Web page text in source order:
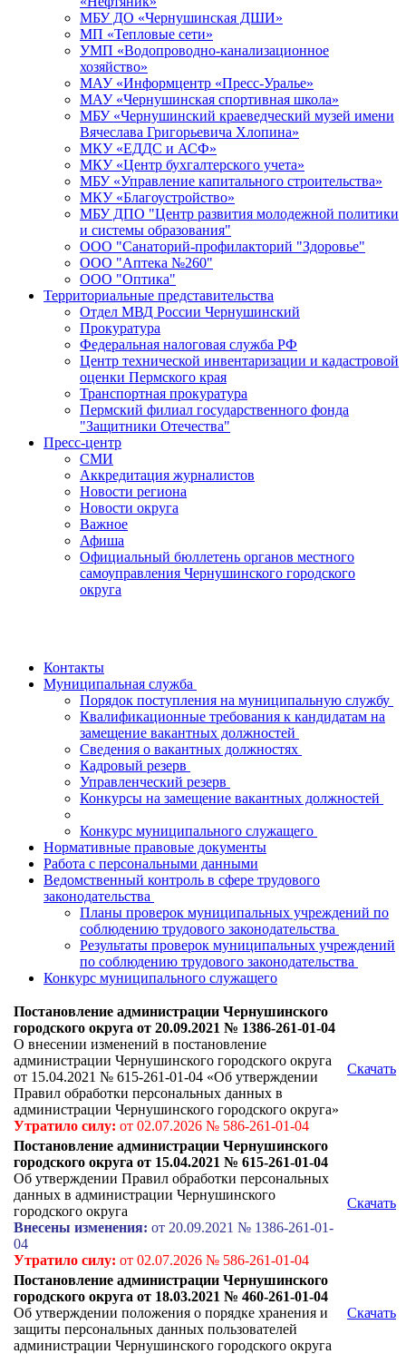
МБУ ДО «Чернушинская ДШИ»
МП «Тепловые сети»
УМП «Водопроводно-канализационное
хозяйство»
МАУ «Информцентр «Пресс-Уралье»
МАУ «Чернушинская спортивная школа»
МБУ «Чернушинский краеведческий музей имени
Вячеслава Григорьевича Хлопина»
МКУ «ЕДДС и АСФ»
МКУ «Центр бухгалтерского учета»
МБУ «Управление капитального строительства»
МКУ «Благоустройство»
МБУ ДПО "Центр развития молодежной политики
и системы образования"
ООО "Санаторий-профилакторий "Здоровье"
ООО "Аптека №260"
ООО "Оптика"
Территориальные представительства
Отдел МВД России Чернушинский
Прокуратура
Федеральная налоговая служба РФ
Центр технической инвентаризации и кадастровой
оценки Пермского края
Транспортная прокуратура
Пермский филиал государственного фонда
"Защитники Отечества"
Пресс-центр
СМИ
Аккредитация журналистов
Новости региона
Новости округа
Важное
Афиша
Официальный бюллетень органов местного
самоуправления Чернушинского городского
округа
Контакты
Муниципальная служба
Порядок поступления на муниципальную службу
Квалификационные требования к кандидатам на
замещение вакантных должностей
Сведения о вакантных должностях
Кадровый резерв
Управленческий резерв
Конкурсы на замещение вакантных должностей
Конкурс муниципального служащего
Нормативные правовые документы
Работа с персональными данными
Ведомственный контроль в сфере трудового
законодательства
Планы проверок муниципальных учреждений по
соблюдению трудового законодательства
Результаты проверок муниципальных учреждений
по соблюдению трудового законодательства
Конкурс муниципального служащего
Постановление администрации Чернушинского
городского округа от 20.09.2021 № 1386-261-01-04
О внесении изменений в постановление
администрации Чернушинского городского округа
от 15.04.2021 № 615-261-01-04 «Об утверждении
Правил обработки персональных данных в
администрации Чернушинского городского округа»
Утратило силу: от 02.07.2026 № 586-261-01-04
Скачать
Постановление администрации Чернушинского
городского округа от 15.04.2021 № 615-261-01-04
Об утверждении Правил обработки персональных
данных в администрации Чернушинского
городского округа
Внесены изменения: от 20.09.2021 № 1386-261-01-
04
Утратило силу: от 02.07.2026 № 586-261-01-04
Скачать
Постановление администрации Чернушинского
городского округа от 18.03.2021 № 460-261-01-04
Об утверждении положения о порядке хранения и
защиты персональных данных пользователей
администрации Чернушинского городского округа
Скачать